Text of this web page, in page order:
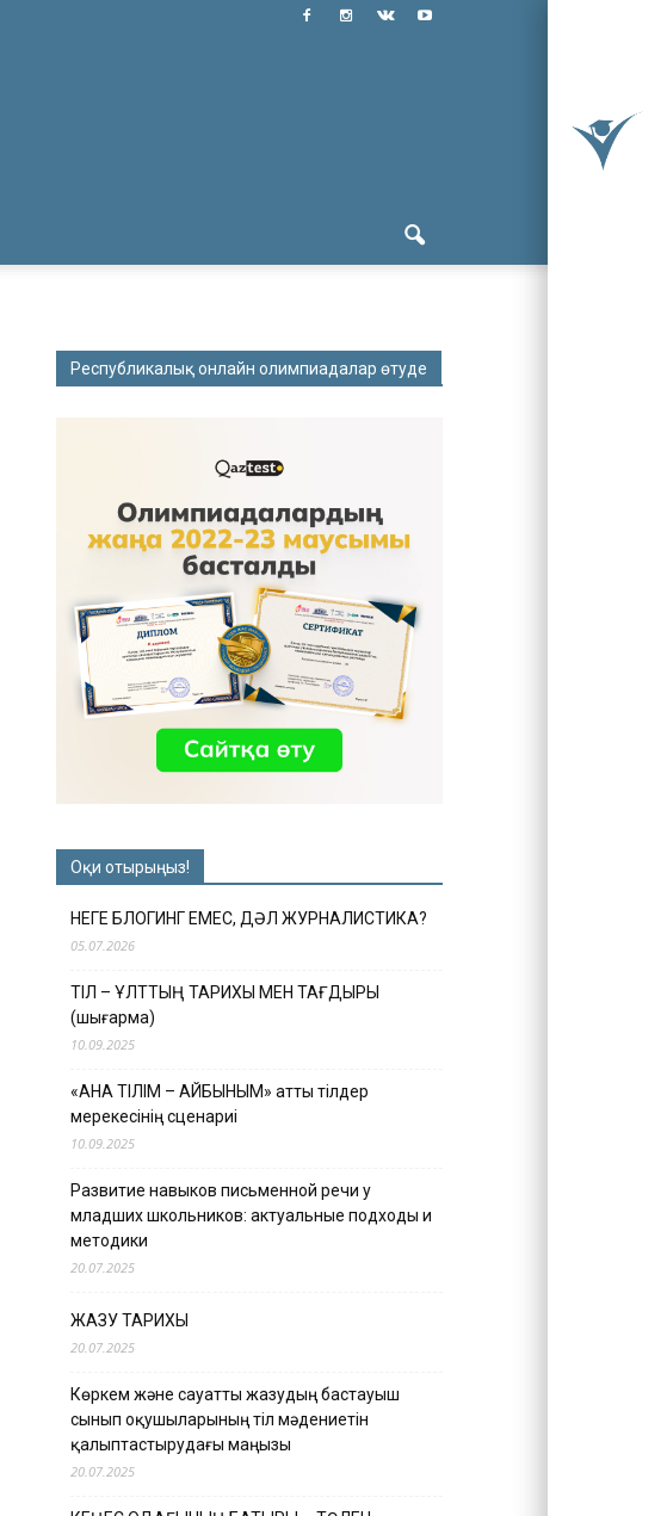
Республикалық онлайн олимпиадалар өтуде
Оқи отырыңыз!
НЕГЕ БЛОГИНГ ЕМЕС, ДӘЛ ЖУРНАЛИСТИКА?
05.07.2026
ТІЛ – ҰЛТТЫҢ ТАРИХЫ МЕН ТАҒДЫРЫ
(шығарма)
10.09.2025
«АНА ТІЛІМ – АЙБЫНЫМ» атты тілдер
мерекесінің сценариі
10.09.2025
Развитие навыков письменной речи у
младших школьников: актуальные подходы и
методики
20.07.2025
ЖАЗУ ТАРИХЫ
20.07.2025
Көркем және сауатты жазудың бастауыш
сынып оқушыларының тіл мәдениетін
қалыптастырудағы маңызы
20.07.2025